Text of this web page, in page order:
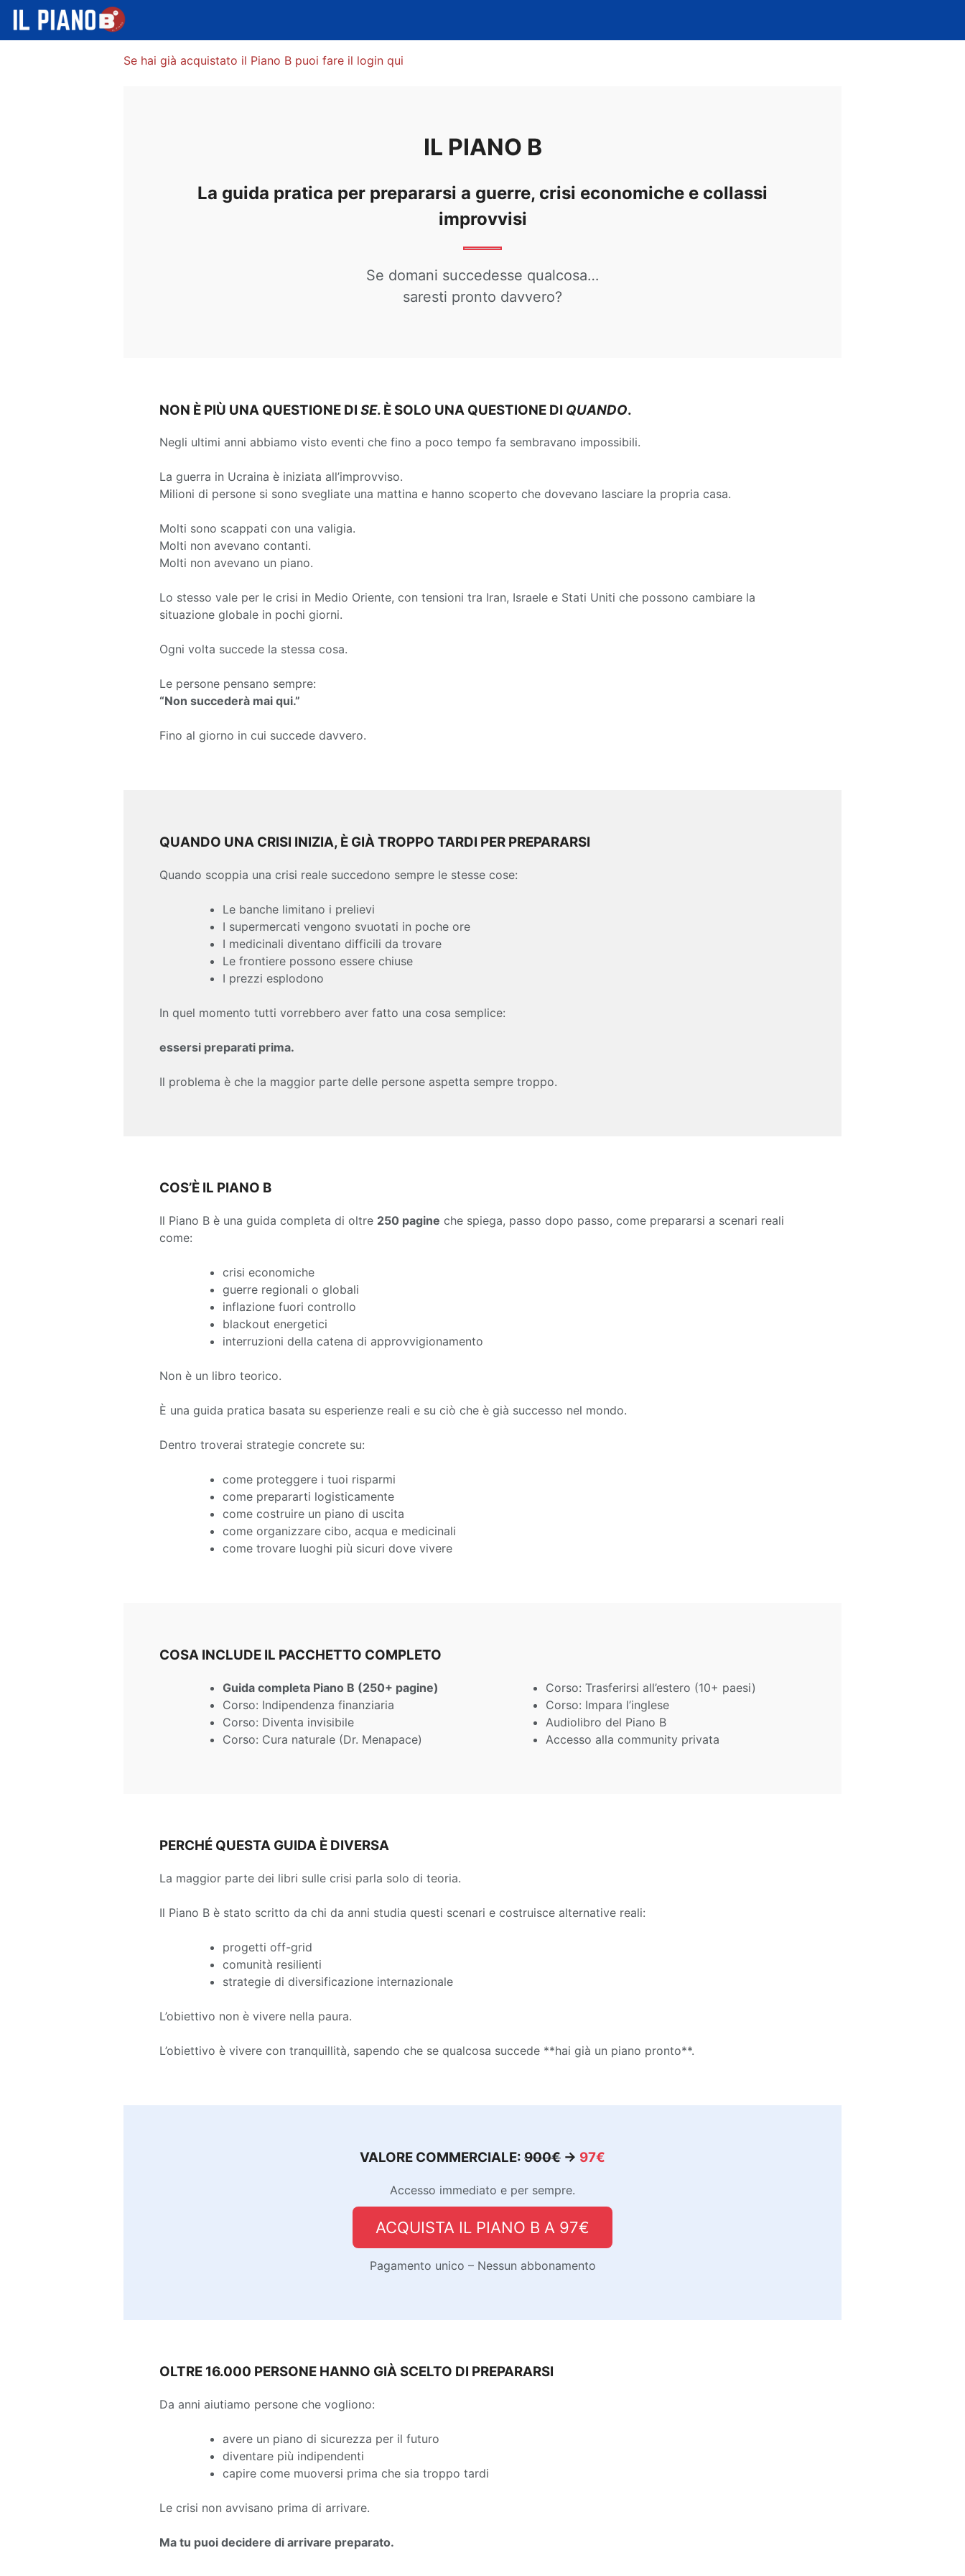
Se hai già acquistato il Piano B puoi fare il login qui
IL PIANO B
La guida pratica per prepararsi a guerre, crisi economiche e collassi
improvvisi
Se domani succedesse qualcosa…
saresti pronto davvero?
NON È PIÙ UNA QUESTIONE DI SE. È SOLO UNA QUESTIONE DI QUANDO.
Negli ultimi anni abbiamo visto eventi che fino a poco tempo fa sembravano impossibili.
La guerra in Ucraina è iniziata all’improvviso.
Milioni di persone si sono svegliate una mattina e hanno scoperto che dovevano lasciare la propria casa.
Molti sono scappati con una valigia.
Molti non avevano contanti.
Molti non avevano un piano.
Lo stesso vale per le crisi in Medio Oriente, con tensioni tra Iran, Israele e Stati Uniti che possono cambiare la
situazione globale in pochi giorni.
Ogni volta succede la stessa cosa.
Le persone pensano sempre:
“Non succederà mai qui.”
Fino al giorno in cui succede davvero.
QUANDO UNA CRISI INIZIA, È GIÀ TROPPO TARDI PER PREPARARSI
Quando scoppia una crisi reale succedono sempre le stesse cose:
Le banche limitano i prelievi
I supermercati vengono svuotati in poche ore
I medicinali diventano difficili da trovare
Le frontiere possono essere chiuse
I prezzi esplodono
In quel momento tutti vorrebbero aver fatto una cosa semplice:
essersi preparati prima.
Il problema è che la maggior parte delle persone aspetta sempre troppo.
COS’È IL PIANO B
Il Piano B è una guida completa di oltre 250 pagine che spiega, passo dopo passo, come prepararsi a scenari reali
come:
crisi economiche
guerre regionali o globali
inflazione fuori controllo
blackout energetici
interruzioni della catena di approvvigionamento
Non è un libro teorico.
È una guida pratica basata su esperienze reali e su ciò che è già successo nel mondo.
Dentro troverai strategie concrete su:
come proteggere i tuoi risparmi
come prepararti logisticamente
come costruire un piano di uscita
come organizzare cibo, acqua e medicinali
come trovare luoghi più sicuri dove vivere
COSA INCLUDE IL PACCHETTO COMPLETO
Guida completa Piano B (250+ pagine)
Corso: Indipendenza finanziaria
Corso: Diventa invisibile
Corso: Cura naturale (Dr. Menapace)
Corso: Trasferirsi all’estero (10+ paesi)
Corso: Impara l’inglese
Audiolibro del Piano B
Accesso alla community privata
PERCHÉ QUESTA GUIDA È DIVERSA
La maggior parte dei libri sulle crisi parla solo di teoria.
Il Piano B è stato scritto da chi da anni studia questi scenari e costruisce alternative reali:
progetti off-grid
comunità resilienti
strategie di diversificazione internazionale
L’obiettivo non è vivere nella paura.
L’obiettivo è vivere con tranquillità, sapendo che se qualcosa succede **hai già un piano pronto**.
VALORE COMMERCIALE: 900€ → 97€
Accesso immediato e per sempre.
ACQUISTA IL PIANO B A 97€
Pagamento unico – Nessun abbonamento
OLTRE 16.000 PERSONE HANNO GIÀ SCELTO DI PREPARARSI
Da anni aiutiamo persone che vogliono:
avere un piano di sicurezza per il futuro
diventare più indipendenti
capire come muoversi prima che sia troppo tardi
Le crisi non avvisano prima di arrivare.
Ma tu puoi decidere di arrivare preparato.